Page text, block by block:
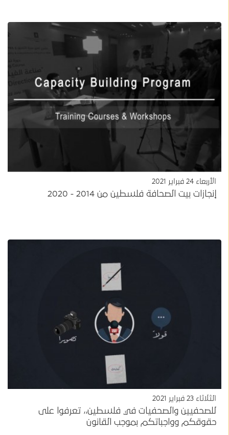
الأربعاء 24 فبراير 2021
إنجازات بيت الصحافة فلسطين من 2014 - 2020
الثلاثاء 23 فبراير 2021
للصحفيين والصحفيات في فلسطين،، تعرفوا على
حقوقكم وواجباتكم بموجب القانون